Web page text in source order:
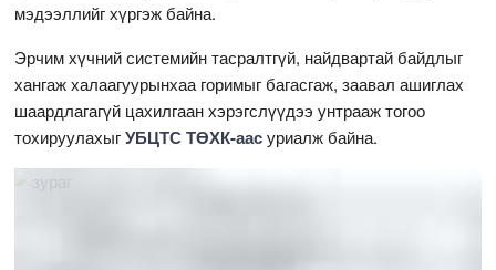
мэдээллийг хүргэж байна.
Эрчим хүчний системийн тасралтгүй, найдвартай байдлыг
хангаж халаагуурынхаа горимыг багасгаж, заавал ашиглах
шаардлагагүй цахилгаан хэрэгслүүдээ унтрааж тогоо
тохируулахыгУБЦТС ТӨХК-аасуриалж байна.